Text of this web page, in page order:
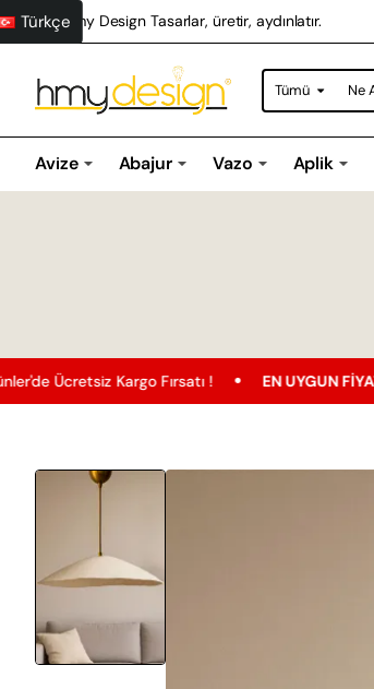
Hmy Design Tasarlar, üretir, aydınlatır.
Türkçe
Tümü
Ne
Aramıştınız
Avize Abajur Vazo Aplik
Kargo Fırsatı ! EN UYGUN FIYAT GARANTISI